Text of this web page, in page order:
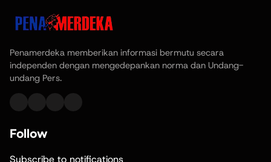
Penamerdeka memberikan informasi bermutu secara
independen dengan mengedepankan norma dan Undang-
undang Pers.
Follow
Subscribe to notifications